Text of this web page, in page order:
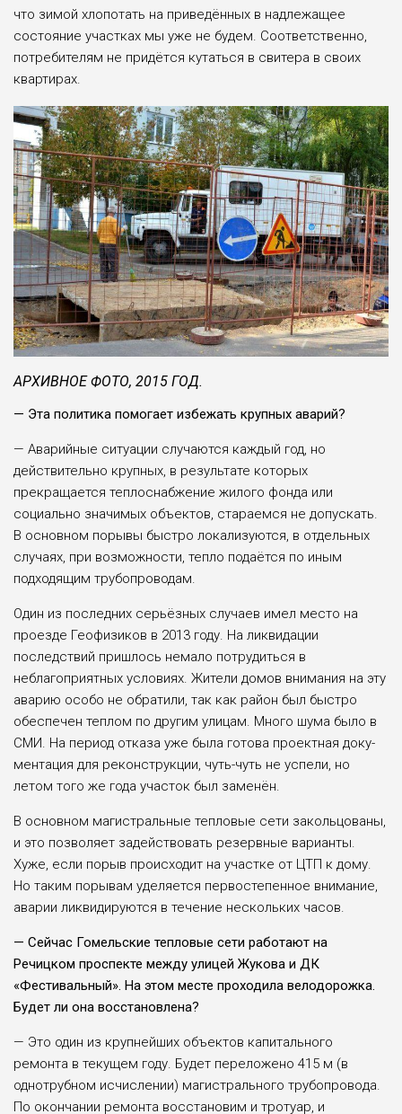
что зимой хлопотать на приведён­ных в надлежащее
состо­яние участках мы уже не будем. Соответственно,
потребителям не придёт­ся кутаться в свитера в своих
квартирах.
АРХИВНОЕ ФОТО, 2015 ГОД.
— Эта политика помогает избежать круп­ных аварий?
— Аварийные ситуа­ции случаются каждый год, но
действительно крупных, в результате которых
прекращается теплоснабжение жило­го фонда или
социально значимых объектов, ста­раемся не допускать.
В основном порывы быстро локализуются, в отдель­ных
случаях, при возмож­ности, тепло подаётся по иным
подходящим трубо­проводам.
Один из последних серьёзных случаев имел место на
проезде Гео­физиков в 2013 году. На ликвидации
последствий пришлось немало потру­диться в
неблагоприят­ных условиях. Жители домов внимания на эту
аварию особо не обра­тили, так как район был быстро
обеспечен теплом по другим улицам. Мно­го шума было в
СМИ. На период отказа уже была готова проектная доку­
ментация для реконструк­ции, чуть-чуть не успели, но
летом того же года уча­сток был заменён.
В основном маги­стральные тепловые сети закольцованы,
и это позволяет задействовать резервные варианты.
Хуже, если порыв проис­ходит на участке от ЦТП к дому.
Но таким поры­вам уделяется первосте­пенное внимание,
аварии ликвидируются в течение нескольких часов.
— Сейчас Гомельские тепловые сети ра­ботают на
Речицком про­спекте между улицей Жу­кова и ДК
«Фестиваль­ный». На этом месте проходила велодорож­ка.
Будет ли она восста­новлена?
— Это один из круп­нейших объектов капи­тального
ремонта в теку­щем году. Будет перело­жено 415 м (в
однотруб­ном исчислении) маги­стрального трубопрово­да.
По окончании ремон­та восстановим и троту­ар, и